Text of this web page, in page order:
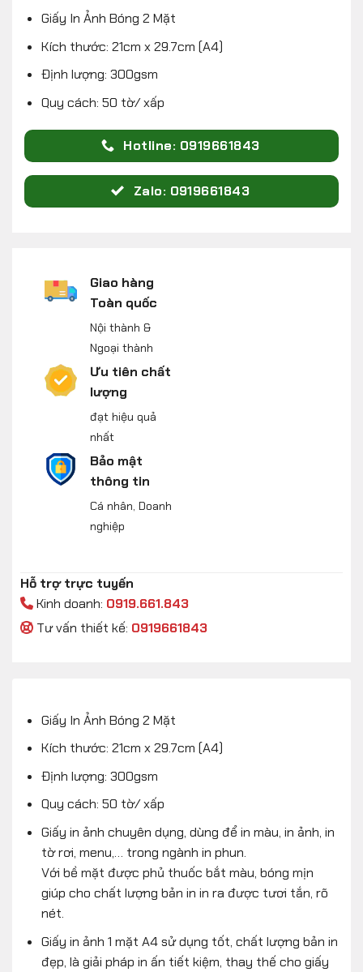
Giấy In Ảnh Bóng 2 Mặt
Kích thước: 21cm x 29.7cm (A4)
Định lượng: 300gsm
Quy cách: 50 tờ/ xấp
Hotline: 0919661843
Zalo: 0919661843
Giao hàng
Toàn quốc
Nội thành &
Ngoại thành
Ưu tiên chất
lượng
đạt hiệu quả
nhất
Bảo mật
thông tin
Cá nhân, Doanh
nghiệp
Hỗ trợ trực tuyến
Kinh doanh: 0919.661.843
Tư vấn thiết kế: 0919661843
Giấy In Ảnh Bóng 2 Mặt
Kích thước: 21cm x 29.7cm (A4)
Định lượng: 300gsm
Quy cách: 50 tờ/ xấp
Giấy in ảnh chuyên dụng, dùng để in màu, in ảnh, in
tờ rơi, menu,… trong ngành in phun.
Với bề mặt được phủ thuốc bắt màu, bóng mịn
giúp cho chất lượng bản in in ra được tươi tắn, rõ
nét.
Giấy in ảnh 1 mặt A4 sử dụng tốt, chất lượng bản in
đẹp, là giải pháp in ấn tiết kiệm, thay thế cho giấy